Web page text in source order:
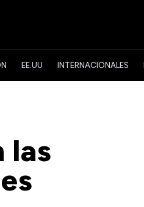
EE.UU INTERNACIONALES
las